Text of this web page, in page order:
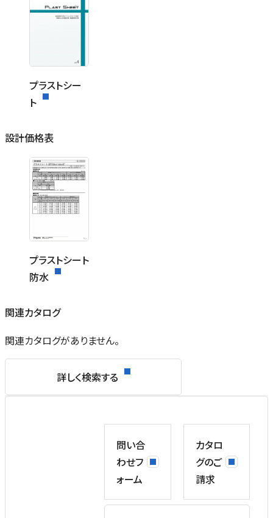
プラストシー
ト
設計価格表
プラストシート
防水
関連カタログ
関連カタログがありません。
詳しく検索する
問い合
わせフ
ォーム
カタロ
グのご
請求